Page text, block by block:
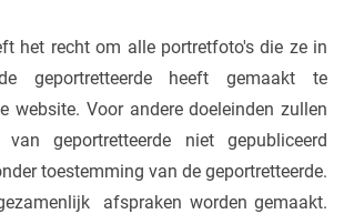
het recht om alle portretfoto's die ze in
geportretteerde heeft gemaakt te
website. Voor andere doeleinden zullen
geportretteerde niet gepubliceerd
toestemming van de geportretteerde.
afspraken worden gemaakt.